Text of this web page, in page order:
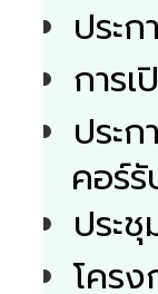
ประ
การ
ประ
คอร์
ประ
โคร